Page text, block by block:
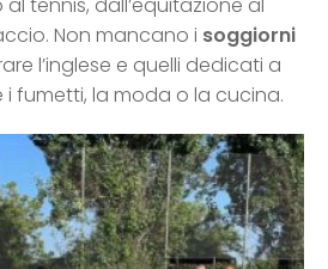
Non mancano i soggiorni
l’inglese e quelli dedicati a
i fumetti, la moda o la cucina.